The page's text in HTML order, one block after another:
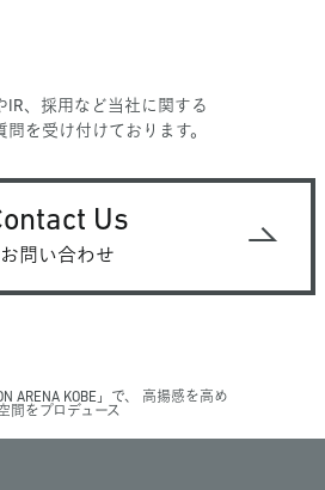
IR、採用など当社に関する
問を受け付けております。
Us
お問い合わせ
ARENA KOBE」で、 高揚感を高め
空間をプロデュース